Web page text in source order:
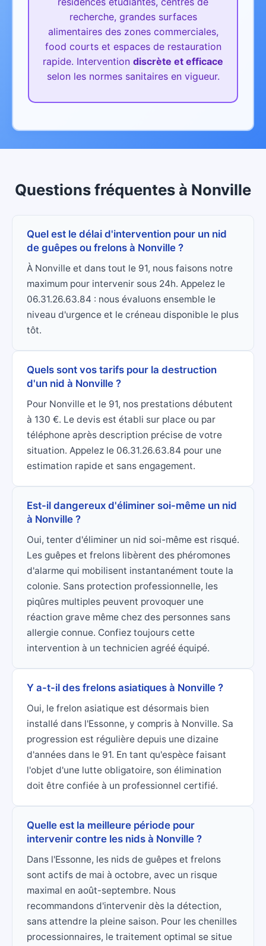
recherche, grandes surfaces
alimentaires des zones commerciales,
food courts et espaces de restauration
rapide. Intervention discrète et efficace
selon les normes sanitaires en vigueur.
Questions fréquentes à Nonville
Quel est le délai d'intervention pour un nid
de guêpes ou frelons à Nonville ?
À Nonville et dans tout le 91, nous faisons notre
maximum pour intervenir sous 24h. Appelez le
06.31.26.63.84 : nous évaluons ensemble le
niveau d'urgence et le créneau disponible le plus
tôt.
Quels sont vos tarifs pour la destruction
d'un nid à Nonville ?
Pour Nonville et le 91, nos prestations débutent
à 130 €. Le devis est établi sur place ou par
téléphone après description précise de votre
situation. Appelez le 06.31.26.63.84 pour une
estimation rapide et sans engagement.
Est-il dangereux d'éliminer soi-même un nid
à Nonville ?
Oui, tenter d'éliminer un nid soi-même est risqué.
Les guêpes et frelons libèrent des phéromones
d'alarme qui mobilisent instantanément toute la
colonie. Sans protection professionnelle, les
piqûres multiples peuvent provoquer une
réaction grave même chez des personnes sans
allergie connue. Confiez toujours cette
intervention à un technicien agréé équipé.
Y a-t-il des frelons asiatiques à Nonville ?
Oui, le frelon asiatique est désormais bien
installé dans l'Essonne, y compris à Nonville. Sa
progression est régulière depuis une dizaine
d'années dans le 91. En tant qu'espèce faisant
l'objet d'une lutte obligatoire, son élimination
doit être confiée à un professionnel certifié.
Quelle est la meilleure période pour
intervenir contre les nids à Nonville ?
Dans l'Essonne, les nids de guêpes et frelons
sont actifs de mai à octobre, avec un risque
maximal en août-septembre. Nous
recommandons d'intervenir dès la détection,
sans attendre la pleine saison. Pour les chenilles
processionnaires, le traitement optimal se situe